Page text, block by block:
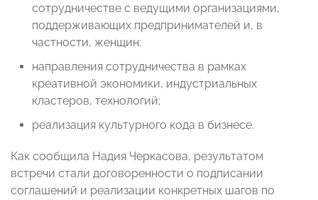
сотрудничестве с ведущими организациями,
поддерживающих предпринимателей и, в
частности, женщин;
направления сотрудничества в рамках
креативной экономики, индустриальных
кластеров, технологий;
реализация культурного кода в бизнесе.
Как сообщила Надия Черкасова, результатом
встречи стали договоренности о подписании
соглашений и реализации конкретных шагов по